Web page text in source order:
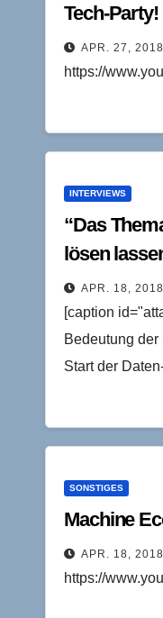
Tech-
APR. 27, 2018
https://
INTERVIEWS
“Das
lösen
APR. 18, 2018
[caption
Bedeutung
Start der
SONSTIGES
Machine
APR. 18, 2018
https://